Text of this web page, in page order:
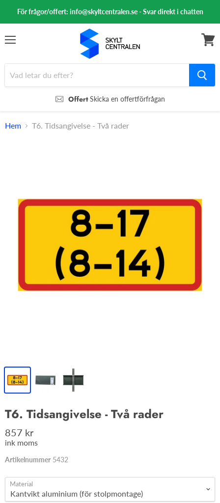
För frågor/offert: info@skyltcentralen.se - Svar direkt i chatten
OffertSkicka en offertförfrågan
Hem T6. Tidsangivelse - Två rader
T6. Tidsangivelse - Två rader
857 kr
ink moms
Artikelnummer 5432
Material